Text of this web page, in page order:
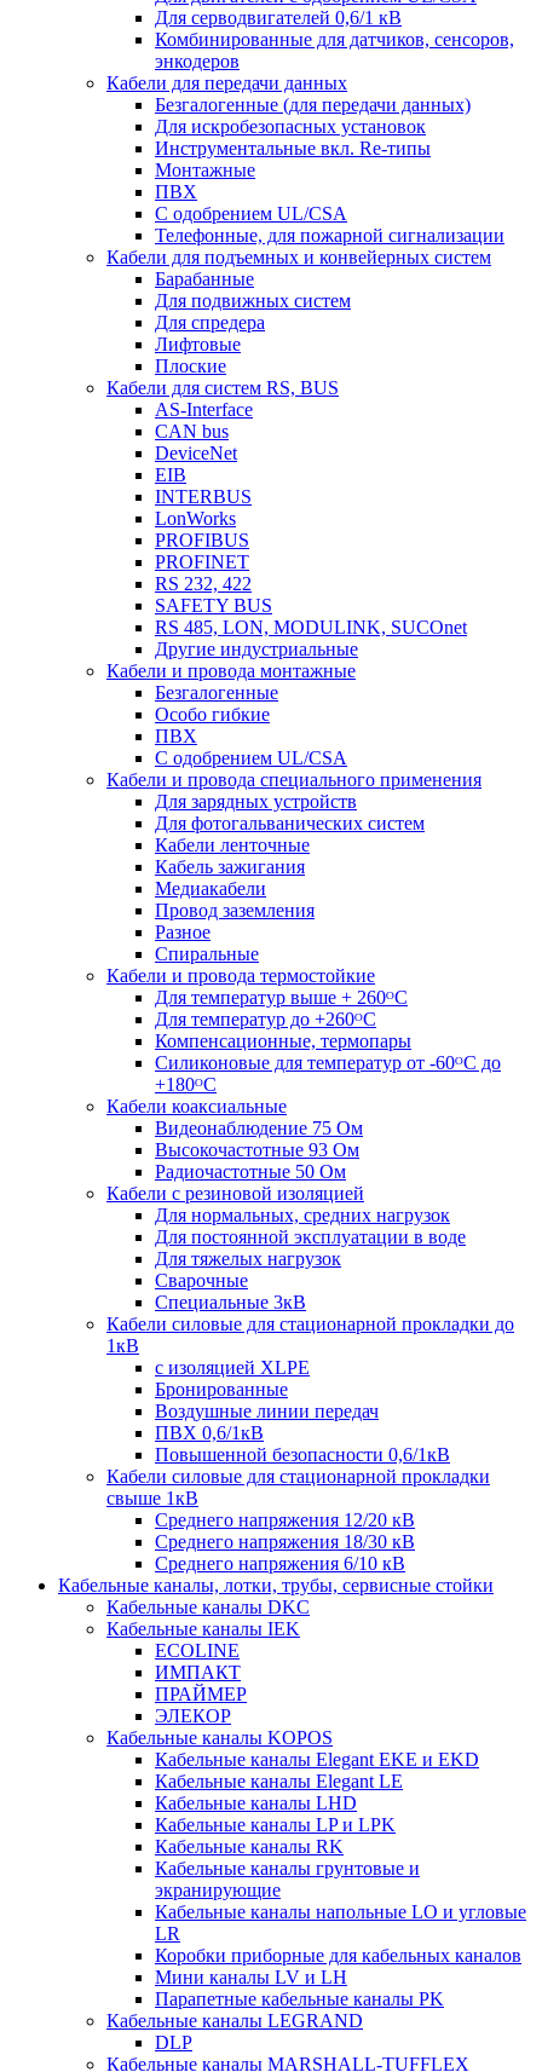
Для серводвигателей 0,6/1 кВ
Комбинированные для датчиков, cенсоров,
энкодеров
Кабели для передачи данных
Безгалогенные (для передачи данных)
Для искробезопасных установок
Инструментальные вкл. Re-типы
Монтажные
ПВХ
С одобрением UL/CSA
Телефонные, для пожарной сигнализации
Кабели для подъемных и конвейерных систем
Барабанные
Для подвижных систем
Для спредера
Лифтовые
Плоские
Кабели для систем RS, BUS
AS-Interface
CAN bus
DeviceNet
EIB
INTERBUS
LonWorks
PROFIBUS
PROFINET
RS 232, 422
SAFETY BUS
RS 485, LON, MODULINK, SUCOnet
Другие индустриальные
Кабели и провода монтажные
Безгалогенные
Особо гибкие
ПВХ
С одобрением UL/CSA
Кабели и провода специального применения
Для зарядных устройств
Для фотогальванических систем
Кабели ленточные
Кабель зажигания
Медиакабели
Провод заземления
Разное
Спиральные
Кабели и провода термостойкие
Для температур выше + 260ᴼС
Для температур до +260ᴼС
Компенсационные, термопары
Силиконовые для температур от -60ᴼC до
+180ᴼС
Кабели коаксиальные
Видеонаблюдение 75 Ом
Высокочастотные 93 Ом
Радиочастотные 50 Ом
Кабели с резиновой изоляцией
Для нормальных, средних нагрузок
Для постоянной эксплуатации в воде
Для тяжелых нагрузок
Сварочные
Специальные 3кВ
Кабели силовые для стационарной прокладки до
1кВ
c изоляцией XLPE
Бронированные
Воздушные линии передач
ПВХ 0,6/1кВ
Повышенной безопасности 0,6/1кВ
Кабели силовые для стационарной прокладки
свыше 1кВ
Среднего напряжения 12/20 кВ
Среднего напряжения 18/30 кВ
Среднего напряжения 6/10 кВ
Кабельные каналы, лотки, трубы, сервисные стойки
Кабельные каналы DKC
Кабельные каналы IEK
ECOLINE
ИМПАКТ
ПРАЙМЕР
ЭЛЕКОР
Кабельные каналы KOPOS
Кабельные каналы Elegant EKE и EKD
Кабельные каналы Elegant LE
Кабельные каналы LHD
Кабельные каналы LP и LPK
Кабельные каналы RK
Кабельные каналы грунтовые и
экранирующие
Кабельные каналы напольные LO и угловые
LR
Коробки приборные для кабельных каналов
Мини каналы LV и LH
Парапетные кабельные каналы PK
Кабельные каналы LEGRAND
DLP
Кабельные каналы MARSHALL-TUFFLEX